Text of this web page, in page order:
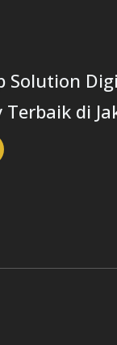
Solution
di